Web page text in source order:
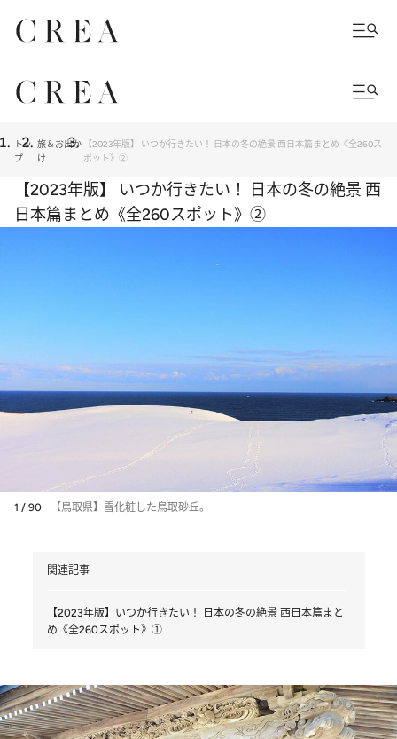
トッ
プ
旅＆お出か
け
【2023年版】 いつか行きたい！ 日本の冬の絶景 西日本篇まとめ《全260ス
ポット》②
【2023年版】 いつか行きたい！ 日本の冬の絶景 西
日本篇まとめ《全260スポット》②
1 / 90 【鳥取県】雪化粧した鳥取砂丘。
関連記事
【2023年版】いつか行きたい！ 日本の冬の絶景 西日本篇まと
め《全260スポット》①